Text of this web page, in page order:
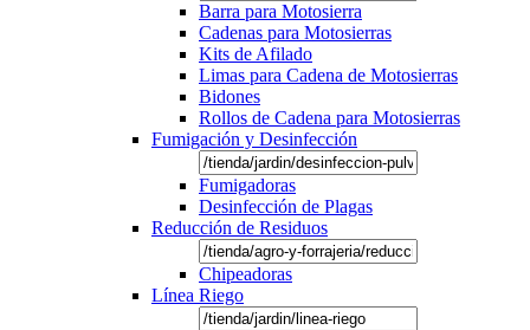
Barra para Motosierra
Cadenas para Motosierras
Kits de Afilado
Limas para Cadena de Motosierras
Bidones
Rollos de Cadena para Motosierras
Fumigación y Desinfección
Fumigadoras
Desinfección de Plagas
Reducción de Residuos
Chipeadoras
Línea Riego